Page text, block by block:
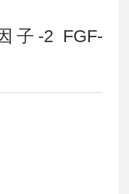
子-2 FGF-